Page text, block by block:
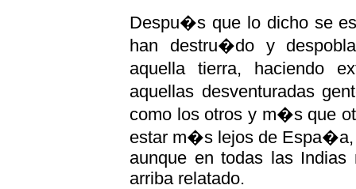
Despu�s que lo dicho se
han destru�do y
aquella tierra, haciendo
aquellas desventuradas
como los otros y m�s que
estar m�s lejos de
aunque en todas las
arriba relatado.